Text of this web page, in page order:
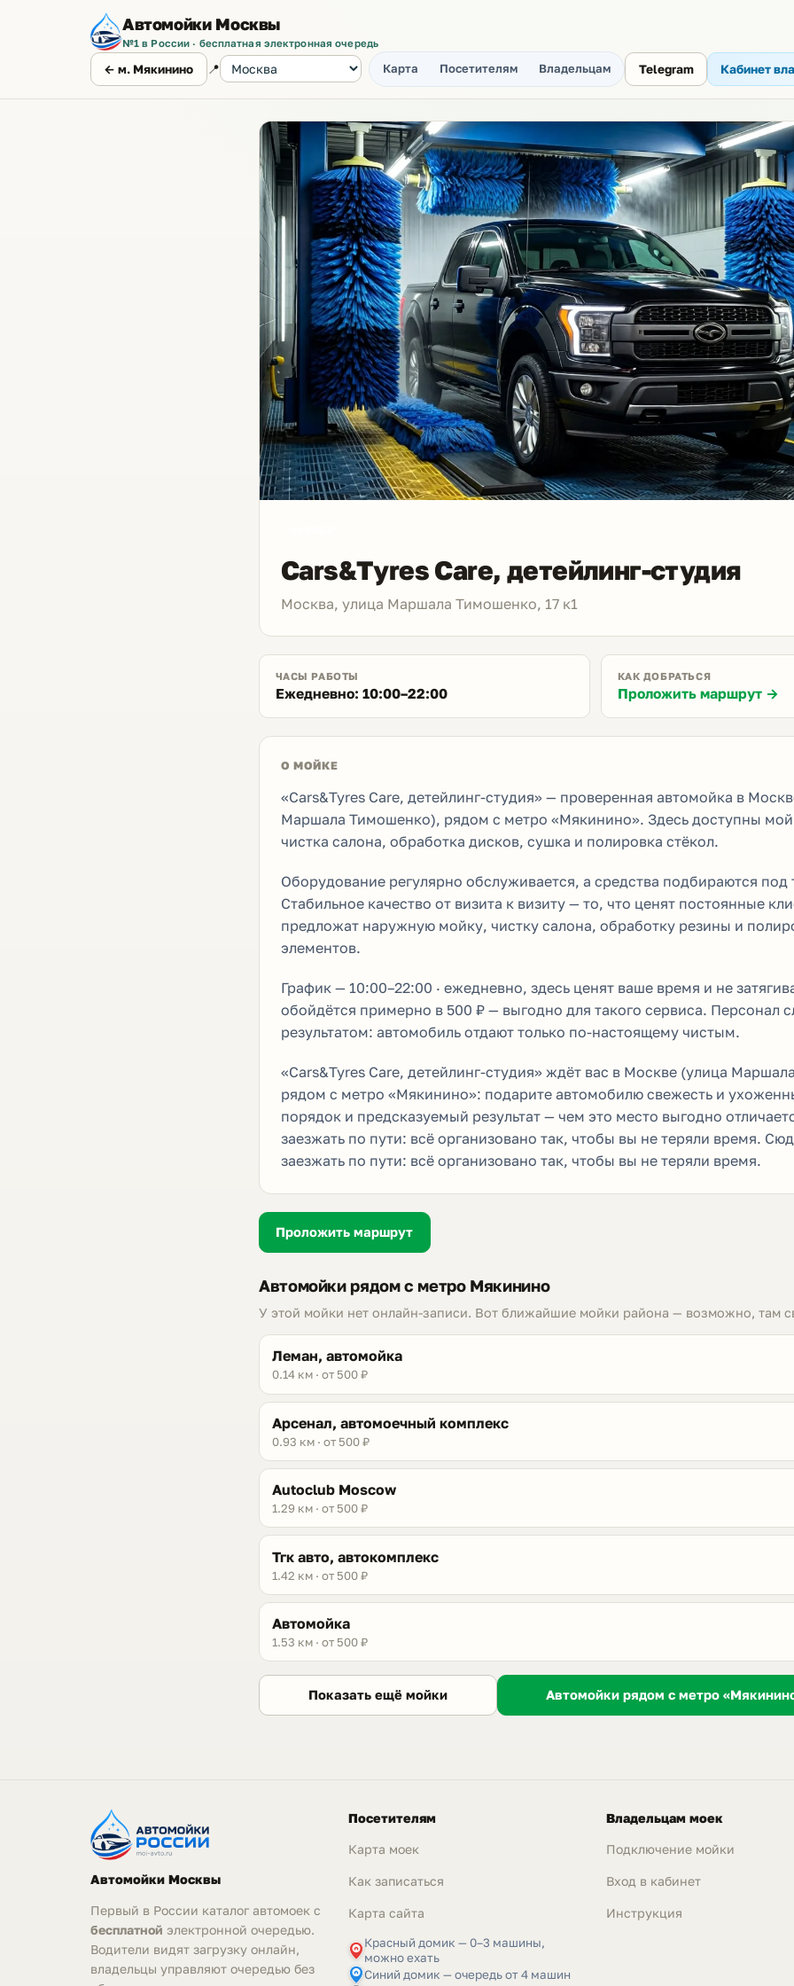
Автомойки Москвы
№1 в России · бесплатная электронная очередь
← м. Мякинино 📍 Карта Посетителям Владельцам Telegram Кабинет
Cars&Tyres Care, детейлинг-студия
Москва, улица Маршала Тимошенко, 17 к1
ЧАСЫ РАБОТЫ
Ежедневно: 10:00–22:00
КАК ДОБРАТЬСЯ
Проложить маршрут →
О МОЙКЕ
«Cars&Tyres Care, детейлинг-студия» — проверенная автомойка в
Маршала Тимошенко), рядом с метро «Мякинино». Здесь доступны
чистка салона, обработка дисков, сушка и полировка стёкол.
Оборудование регулярно обслуживается, а средства подбираются под
Стабильное качество от визита к визиту — то, что ценят постоянные
предложат наружную мойку, чистку салона, обработку резины и
элементов.
График — 10:00–22:00 · ежедневно, здесь ценят ваше время и не
обойдётся примерно в 500 ₽ — выгодно для такого сервиса. Персонал
результатом: автомобиль отдают только по-настоящему чистым.
«Cars&Tyres Care, детейлинг-студия» ждёт вас в Москве (улица
рядом с метро «Мякинино»: подарите автомобилю свежесть и
порядок и предсказуемый результат — чем это место выгодно
заезжать по пути: всё организовано так, чтобы вы не теряли время.
заезжать по пути: всё организовано так, чтобы вы не теряли время.
Проложить маршрут
Автомойки рядом с метро Мякинино
У этой мойки нет онлайн-записи. Вот ближайшие мойки района — возможно, там
Леман, автомойка
0.14 км · от 500 ₽
Арсенал, автомоечный комплекс
0.93 км · от 500 ₽
Autoclub Moscow
1.29 км · от 500 ₽
Тгк авто, автокомплекс
1.42 км · от 500 ₽
Автомойка
1.53 км · от 500 ₽
Показать ещё мойки Автомойки рядом с метро
Автомойки Москвы
Первый в России каталог автомоек с
бесплатной электронной очередью.
Водители видят загрузку онлайн,
владельцы управляют очередью без
Посетителям
Карта моек
Как записаться
Карта сайта
Красный домик — 0–3 машины,
можно ехать
Синий домик — очередь от 4 машин
Владельцам моек
Подключение мойки
Вход в кабинет
Инструкция